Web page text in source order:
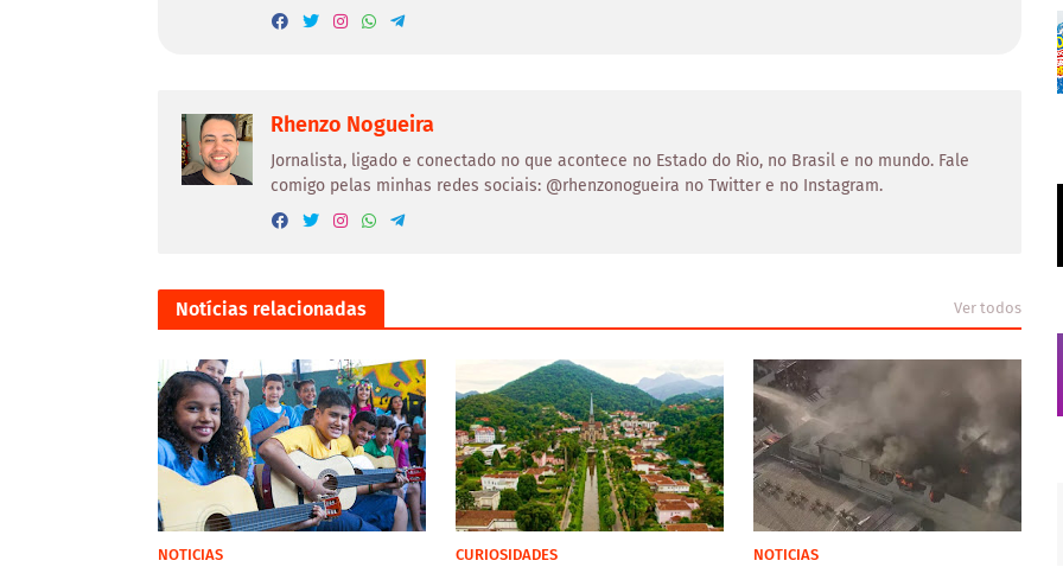
Rhenzo Nogueira
Jornalista, ligado e conectado no que acontece no Estado do Rio, no Brasil e no mundo. Fale
comigo pelas minhas redes sociais: @rhenzonogueira no Twitter e no Instagram.
Notícias relacionadas Ver todos
NOTICIAS CURIOSIDADES NOTICIAS